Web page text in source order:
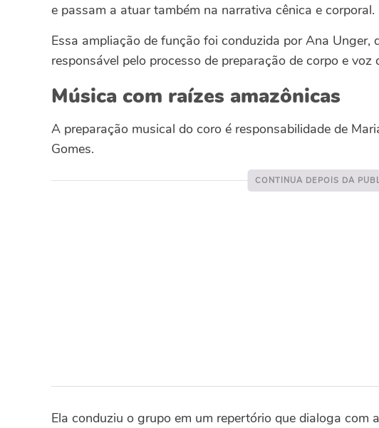
e passam a atuar também na narrativa cênica e corporal.
Essa ampliação de função foi conduzida por Ana Unger,
responsável pelo processo de preparação de corpo e voz
Música com raízes amazônicas
A preparação musical do coro é responsabilidade de
Gomes.
Ela conduziu o grupo em um repertório que dialoga com